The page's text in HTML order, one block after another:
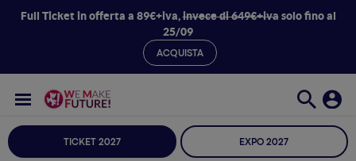
Full Ticket in offerta a 89€+iva,invece di 649€+ivasolo fino al
25/09
ACQUISTA
TICKET 2027 EXPO 2027